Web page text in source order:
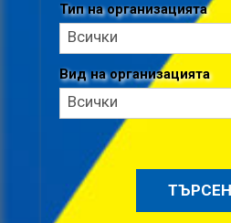
Тип на организацията
Всички
Тип
на
организацията
Вид на организацията
Всички
Вид
на
организацията